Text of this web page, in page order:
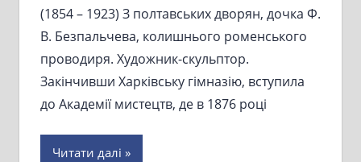
(1854 – 1923) З полтавських дворян, дочка Ф.
В. Безпальчева, колишнього роменського
проводиря. Художник-скульптор.
Закінчивши Харківську гімназію, вступила
до Академії мистецтв, де в 1876 році
Читати далі